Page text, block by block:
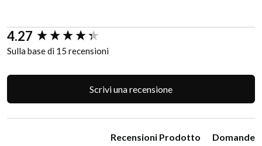
4.27
Sulla base di 15 recensioni
Scrivi una recensione
Recensioni Prodotto Domande
New content loaded